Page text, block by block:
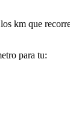
km que
para tu: